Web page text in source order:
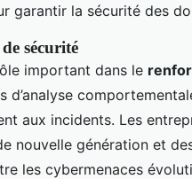
garantir la sécurité des
sécurité
important dans le
d’analyse
aux incidents. Les
nouvelle génération et
les cybermenaces